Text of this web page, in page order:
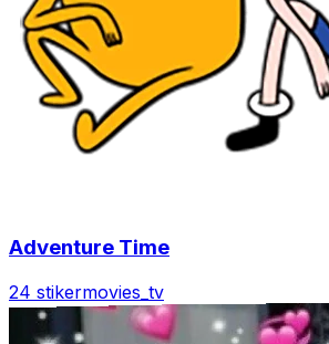
Adventure Time
24 stikermovies_tv